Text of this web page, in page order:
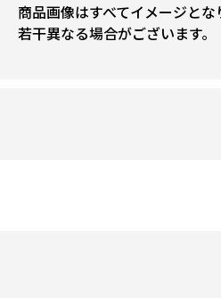
商品画像はすべてイメージと
若干異なる場合がございます。